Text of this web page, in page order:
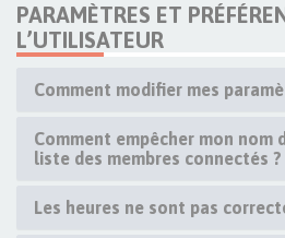
PARAMÈTRES ET
L’UTILISATEUR
Comment modifier mes
Comment empêcher mon nom
liste des membres connectés ?
Les heures ne sont pas